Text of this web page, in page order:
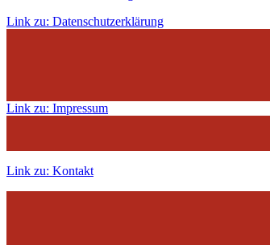
Link zu: Datenschutzerklärung
Link zu: Impressum
Link zu: Kontakt